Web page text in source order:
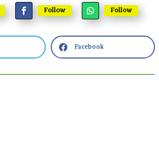
Follow Follow
 Facebook